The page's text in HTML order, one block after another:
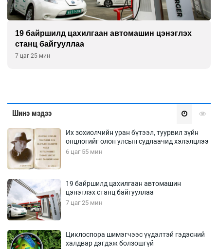
19 байршилд цахилгаан автомашин цэнэглэх
станц байгууллаа
7 цаг 25 мин
Шинэ мэдээ
Их зохиолчийн уран бүтээл, туурвил зүйн
онцлогийг олон улсын судлаачид хэлэлцлээ
6 цаг 55 мин
19 байршилд цахилгаан автомашин
цэнэглэх станц байгууллаа
7 цаг 25 мин
Циклоспора шимэгчээс үүдэлтэй гэдэсний
халдвар дэгдэж болзошгүй